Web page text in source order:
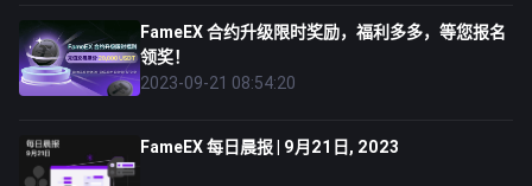
FameEX 合约升级限时奖励，福利多多，等您报名
领奖！
2023-09-21 08:54:20
FameEX 每日晨报 | 9月21日, 2023